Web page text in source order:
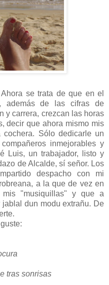
se trata de que en el
además de las cifras de
y carrera, crezcan las horas
decir que ahora mismo mis
Sólo dedicarle un
inmejorables y
Luis, un trabajador, listo y
de Alcalde, sí señor. Los
despacho con mi
a la que de vez en
mis "musiquillas" y que a
dun modu extrañu. De
tras sonrisas